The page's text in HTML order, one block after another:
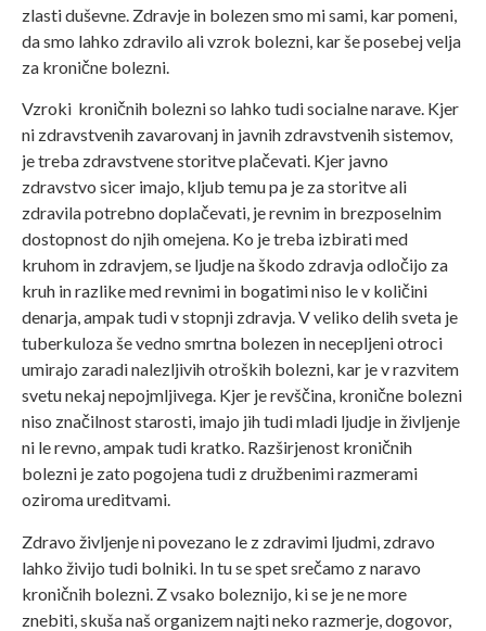
zlasti duševne. Zdravje in bolezen smo mi sami, kar pomeni,
da smo lahko zdravilo ali vzrok bolezni, kar še posebej velja
za kronične bolezni.
Vzroki kroničnih bolezni so lahko tudi socialne narave. Kjer
ni zdravstvenih zavarovanj in javnih zdravstvenih sistemov,
je treba zdravstvene storitve plačevati. Kjer javno
zdravstvo sicer imajo, kljub temu pa je za storitve ali
zdravila potrebno doplačevati, je revnim in brezposelnim
dostopnost do njih omejena. Ko je treba izbirati med
kruhom in zdravjem, se ljudje na škodo zdravja odločijo za
kruh in razlike med revnimi in bogatimi niso le v količini
denarja, ampak tudi v stopnji zdravja. V veliko delih sveta je
tuberkuloza še vedno smrtna bolezen in necepljeni otroci
umirajo zaradi nalezljivih otroških bolezni, kar je v razvitem
svetu nekaj nepojmljivega. Kjer je revščina, kronične bolezni
niso značilnost starosti, imajo jih tudi mladi ljudje in življenje
ni le revno, ampak tudi kratko. Razširjenost kroničnih
bolezni je zato pogojena tudi z družbenimi razmerami
oziroma ureditvami.
Zdravo življenje ni povezano le z zdravimi ljudmi, zdravo
lahko živijo tudi bolniki. In tu se spet srečamo z naravo
kroničnih bolezni. Z vsako boleznijo, ki se je ne more
znebiti, skuša naš organizem najti neko razmerje, dogovor,